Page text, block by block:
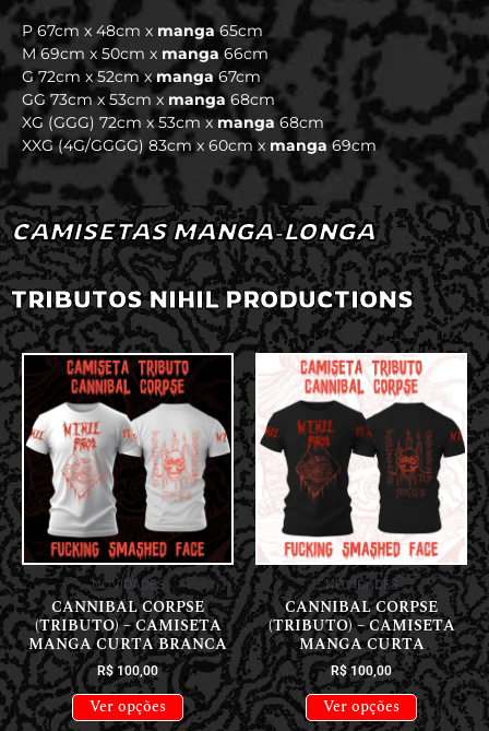
P 67cm x 48cm x manga65cm
M 69cm x 50cm x manga 66cm
G 72cm x 52cm xmanga67cm
GG 73cm x 53cm x manga 68cm
XG (GGG) 72cm x 53cm xmanga 68cm
XXG (4G/GGGG) 83cm x 60cm x manga69cm
CAMISETAS MANGA-LONGA
TRIBUTOS NIHIL PRODUCTIONS
NOVIDADES
CANNIBAL CORPSE
(TRIBUTO) – CAMISETA
MANGA CURTA BRANCA
R$100,00
Ver opções
NOVIDADES
CANNIBAL CORPSE
(TRIBUTO) – CAMISETA
MANGA CURTA
R$100,00
Ver opções